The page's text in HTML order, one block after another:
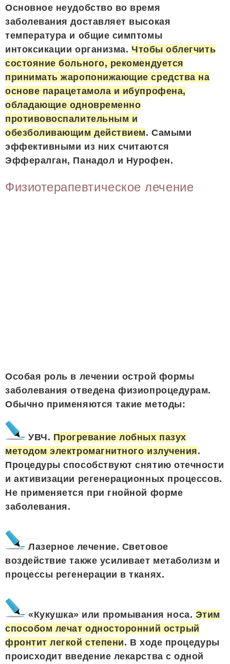
Основное неудобство во время
заболевания доставляет высокая
температура и общие симптомы
интоксикации организма. Чтобы облегчить
состояние больного, рекомендуется
принимать жаропонижающие средства на
основе парацетамола и ибупрофена,
обладающие одновременно
противовоспалительным и
обезболивающим действием. Самыми
эффективными из них считаются
Эффералган, Панадол и Нурофен.
Физиотерапевтическое лечение
Особая роль в лечении острой формы
заболевания отведена физиопроцедурам.
Обычно применяются такие методы:
УВЧ. Прогревание лобных пазух
методом электромагнитного излучения.
Процедуры способствуют снятию отечности
и активизации регенерационных процессов.
Не применяется при гнойной форме
заболевания.
Лазерное лечение. Световое
воздействие также усиливает метаболизм и
процессы регенерации в тканях.
«Кукушка» или промывания носа. Этим
способом лечат односторонний острый
фронтит легкой степени. В ходе процедуры
происходит введение лекарства с одной